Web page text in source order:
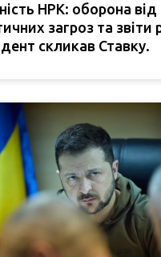
НРК: оборона від
загроз та звіти
скликав Ставку.